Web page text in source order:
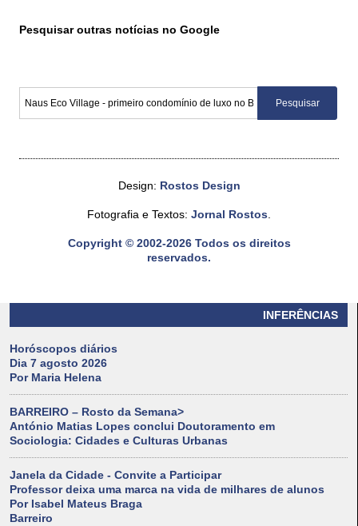
INFERÊNCIAS
Horóscopos diários
Dia 7 agosto 2026
Por Maria Helena
BARREIRO – Rosto da Semana>
António Matias Lopes conclui Doutoramento em
Sociologia: Cidades e Culturas Urbanas
Janela da Cidade - Convite a Participar
Professor deixa uma marca na vida de milhares de alunos
Por Isabel Mateus Braga
Barreiro
Pesquisar outras notícias no Google
Design: Rostos Design
Fotografia e Textos: Jornal Rostos.
Copyright © 2002-2026 Todos os direitos
reservados.